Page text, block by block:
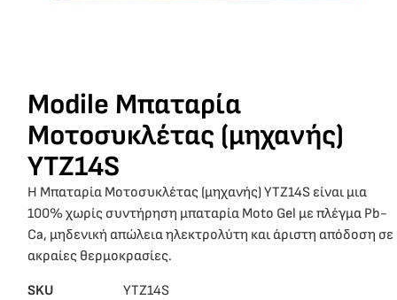
Modile Μπαταρία
Μοτοσυκλέτας (μηχανής)
YTZ14S
Η Μπαταρία Μοτοσυκλέτας (μηχανής) YTZ14S είναι μια
100% χωρίς συντήρηση μπαταρία Moto Gel με πλέγμα Pb-
Ca, μηδενική απώλεια ηλεκτρολύτη και άριστη απόδοση σε
ακραίες θερμοκρασίες.
SKU
YTZ14S